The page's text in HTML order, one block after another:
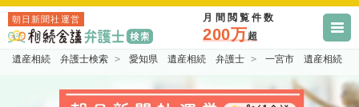
朝日新聞社運営 月間閲覧件数
200万超
遺産相続 弁護士検索 愛知県 遺産相続 弁護士 一宮市 遺産相続